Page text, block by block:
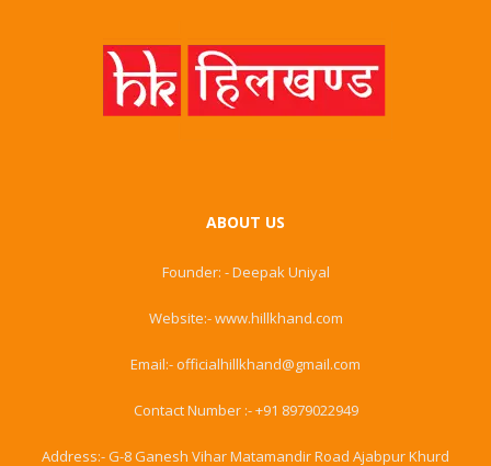
ABOUT US
Founder: - Deepak Uniyal
Website:- www.hillkhand.com
Email:- officialhillkhand@gmail.com
Contact Number :- +91 8979022949
Address:- G-8 Ganesh Vihar Matamandir Road Ajabpur Khurd